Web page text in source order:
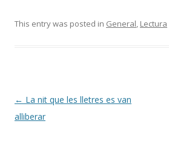
This entry was posted in General Lectura
Post
navigation
← La nit que les lletres es van
alliberar